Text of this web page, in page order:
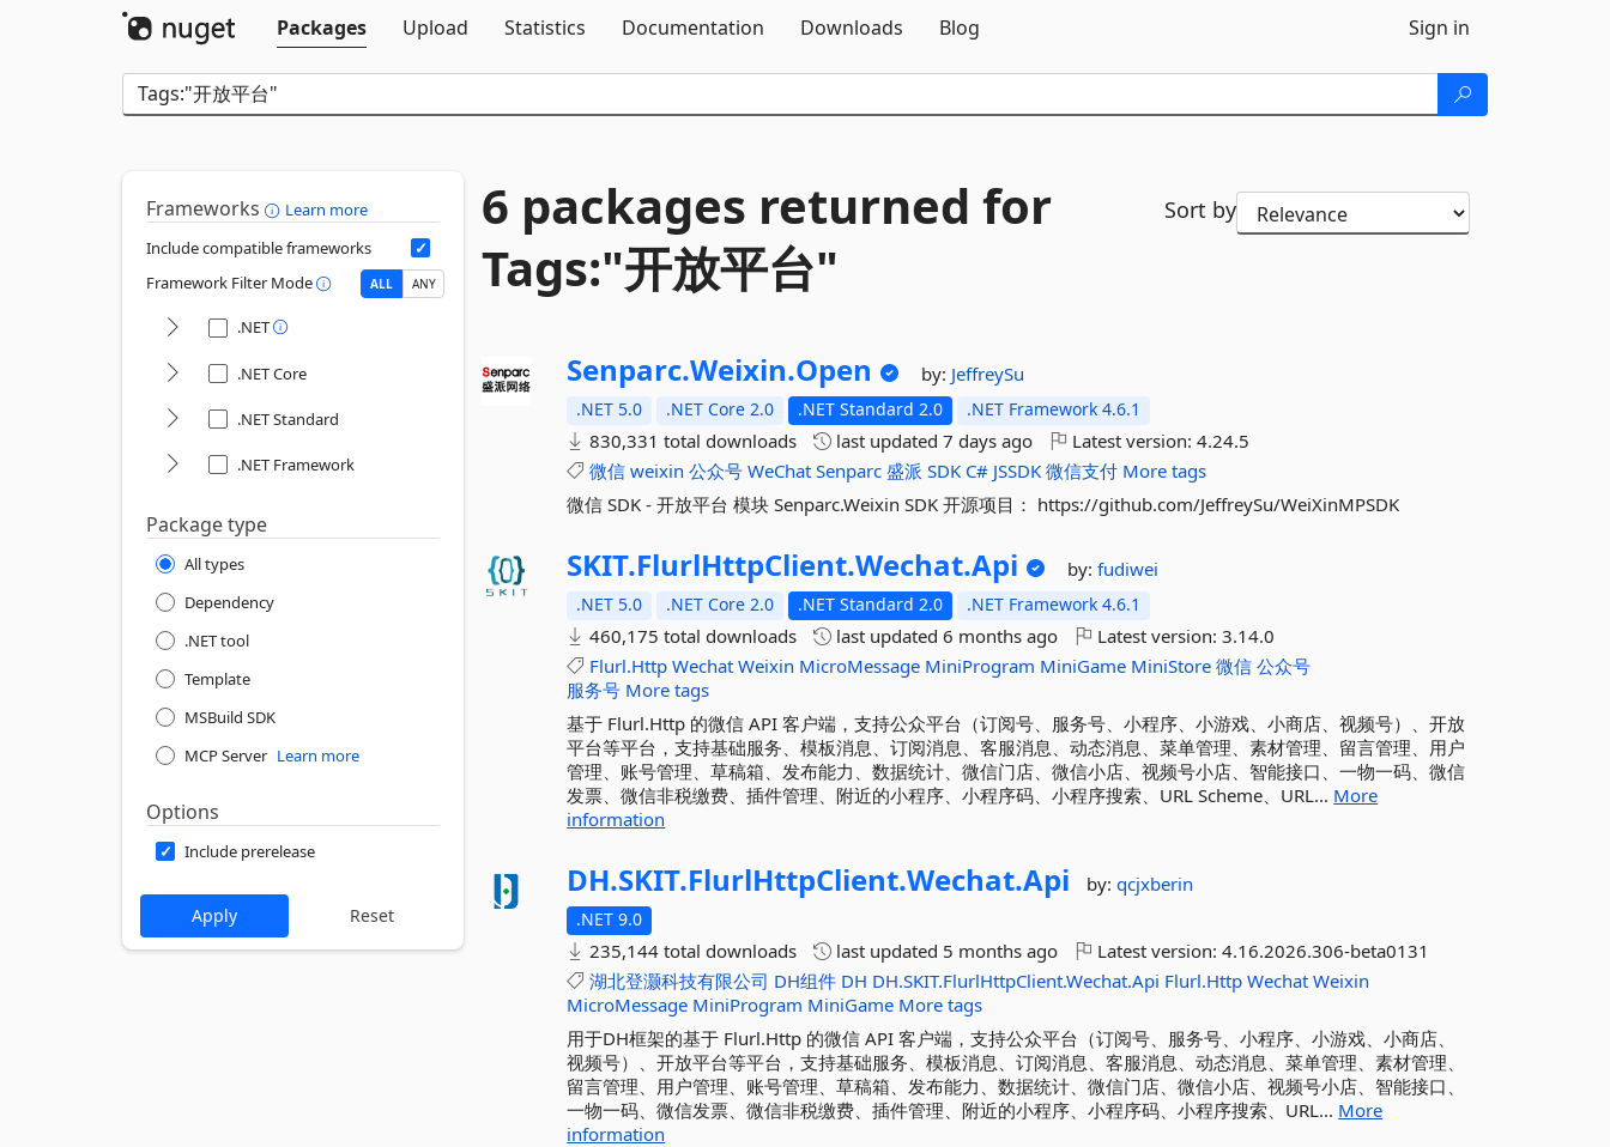
Packages
Upload Statistics Documentation Downloads Blog Sign in
Frameworks
Learn more
Include compatible frameworks
Framework Filter Mode
ALL ANY
.NET
.NET Core
.NET Standard
.NET Framework
Package type
All types
Dependency
.NET tool
Template
MSBuild SDK
MCP Server Learn more
Options
Include prerelease
6 packages returned for
Tags:"开放平台"
Sort by
Senparc.Weixin.Open by: JeffreySu
.NET 5.0 .NET Core 2.0 .NET Standard 2.0 .NET Framework 4.6.1
830,331 total downloads last updated7 days ago Latest version:4.24.5
微信 weixin 公众号 WeChat Senparc 盛派 SDK C# JSSDK 微信支付 More tags
微信 SDK - 开放平台 模块 Senparc.Weixin SDK 开源项目： https://github.com/JeffreySu/WeiXinMPSDK
SKIT.FlurlHttpClient.Wechat.Api by:fudiwei
.NET 5.0 .NET Core 2.0 .NET Standard 2.0 .NET Framework 4.6.1
460,175 total downloads last updated6 months ago Latest version:3.14.0
Flurl.Http Wechat Weixin MicroMessage MiniProgram MiniGame MiniStore 微信 公众号
服务号 More tags
基于 Flurl.Http 的微信 API 客户端，支持公众平台（订阅号、服务号、小程序、小游戏、小商店、视频号）、开放
平台等平台，支持基础服务、模板消息、订阅消息、客服消息、动态消息、菜单管理、素材管理、留言管理、用户
管理、账号管理、草稿箱、发布能力、数据统计、微信门店、微信小店、视频号小店、智能接口、一物一码、微信
发票、微信非税缴费、插件管理、附近的小程序、小程序码、小程序搜索、URL Scheme、URL... More
information
DH.SKIT.FlurlHttpClient.Wechat.Api by:qcjxberin
.NET 9.0
235,144 total downloads last updated 5 months ago Latest version:4.16.2026.306-beta0131
湖北登灏科技有限公司 DH组件 DH DH.SKIT.FlurlHttpClient.Wechat.Api Flurl.Http Wechat Weixin
MicroMessage MiniProgram MiniGame More tags
用于DH框架的基于 Flurl.Http 的微信 API 客户端，支持公众平台（订阅号、服务号、小程序、小游戏、小商店、
视频号）、开放平台等平台，支持基础服务、模板消息、订阅消息、客服消息、动态消息、菜单管理、素材管理、
留言管理、用户管理、账号管理、草稿箱、发布能力、数据统计、微信门店、微信小店、视频号小店、智能接口、
一物一码、微信发票、微信非税缴费、插件管理、附近的小程序、小程序码、小程序搜索、URL... More
information